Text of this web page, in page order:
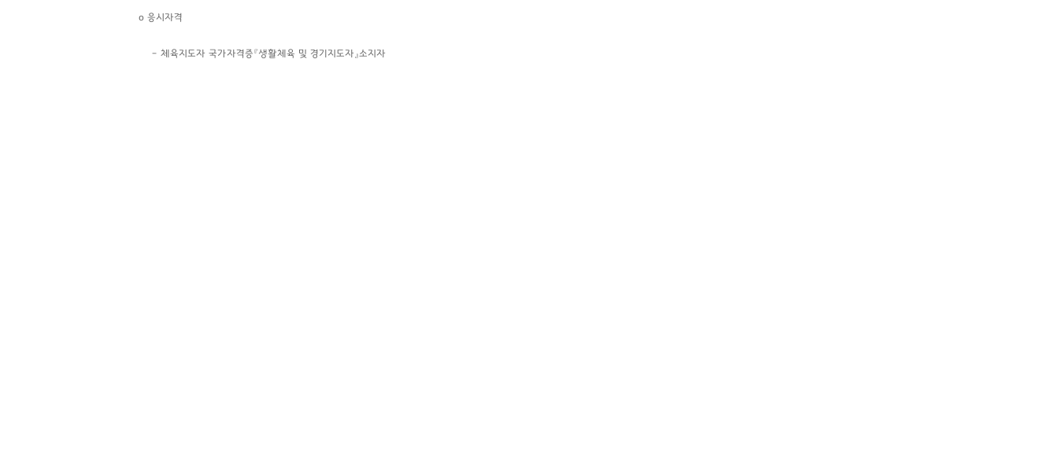
o 응시자격
– 체육지도자 국가자격증『생활체육 및 경기지도자』소지자